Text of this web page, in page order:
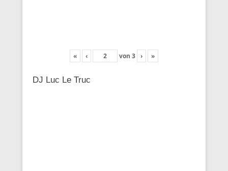
« ‹ von 3 › »
DJ Luc Le Truc